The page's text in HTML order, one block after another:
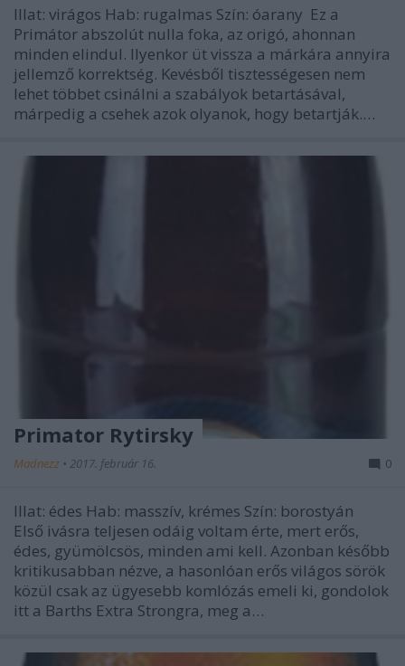
Illat: virágos Hab: rugalmas Szín: óarany Ez a
Primátor abszolút nulla foka, az origó, ahonnan
minden elindul. Ilyenkor üt vissza a márkára annyira
jellemző korrektség. Kevésből tisztességesen nem
lehet többet csinálni a szabályok betartásával,
márpedig a csehek azok olyanok, hogy betartják.…
Primator Rytirsky
Madnezz • 2017. február 16. 0
Illat: édes Hab: masszív, krémes Szín: borostyán
Első ivásra teljesen odáig voltam érte, mert erős,
édes, gyümölcsös, minden ami kell. Azonban később
kritikusabban nézve, a hasonlóan erős világos sörök
közül csak az ügyesebb komlózás emeli ki, gondolok
itt a Barths Extra Strongra, meg a…